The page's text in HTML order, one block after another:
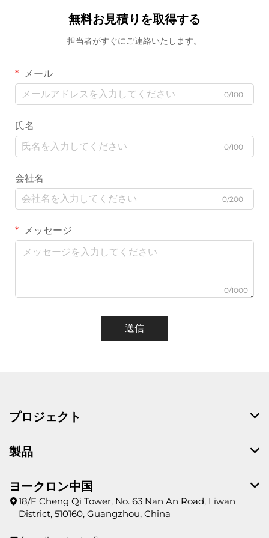
無料お見積りを取得する
担当者がすぐにご連絡いたします。
メール
0/100
氏名
0/100
会社名
0/200
メッセージ
0/1000
送信
プロジェクト
製品
ヨークロン中国
18/F Cheng Qi Tower, No. 63 Nan An Road, Liwan
District, 510160, Guangzhou, China